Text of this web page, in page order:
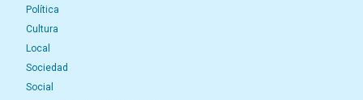
Política
Cultura
Local
Sociedad
Social